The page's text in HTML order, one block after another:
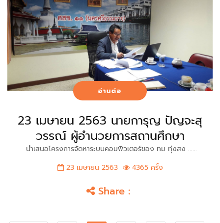
อ่านต่อ
23 เมษายน 2563 นายการุญ ปัญจะสุ
วรรณ์ ผู้อำนวยการสถานศึกษา
นำเสนอโครงการจัดหาระบบคอมพิวเตอร์ของ ทม ทุ่งสง ......
23 เมษายน 2563
4365 ครั้ง
Share :